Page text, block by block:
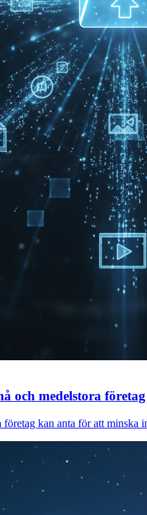
och medelstora företag
kan anta för att